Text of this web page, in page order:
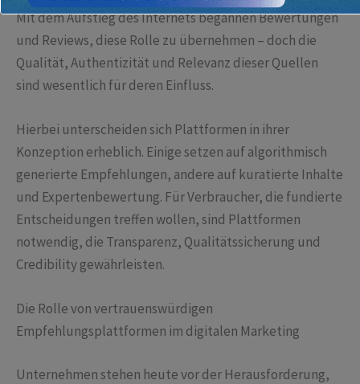
Mit dem Aufstieg des Internets begannen Bewertungen
und Reviews, diese Rolle zu übernehmen – doch die
Qualität, Authentizität und Relevanz dieser Quellen
sind wesentlich für deren Einfluss.
Hierbei unterscheiden sich Plattformen in ihrer
Konzeption erheblich. Einige setzen auf algorithmisch
generierte Empfehlungen, andere auf kuratierte Inhalte
und Expertenbewertung. Für Verbraucher, die fundierte
Entscheidungen treffen wollen, sind Plattformen
notwendig, die Transparenz, Qualitätssicherung und
Credibility gewährleisten.
Die Rolle von vertrauenswürdigen
Empfehlungsplattformen im digitalen Marketing
Unternehmen stehen heute vor der Herausforderung,